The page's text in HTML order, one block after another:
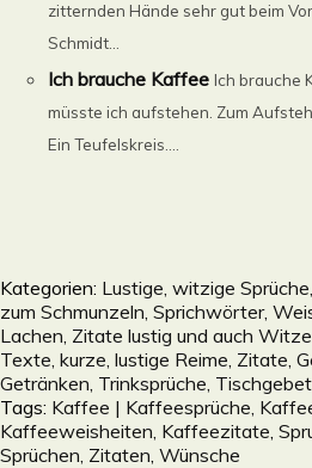
zitternden Hände sehr gut beim
Schmidt...
Ich brauche Kaffee Ich brauche
müsste ich aufstehen. Zum
Ein Teufelskreis....
Kategorien: Lustige, witzige
zum Schmunzeln, Sprichwörter,
Lachen, Zitate lustig und auch Witze
Texte, kurze, lustige Reime, Zitate,
Getränken, Trinksprüche,
Tags: Kaffee | Kaffeesprüche,
Kaffeeweisheiten, Kaffeezitate
Sprüchen, Zitaten Wünsche